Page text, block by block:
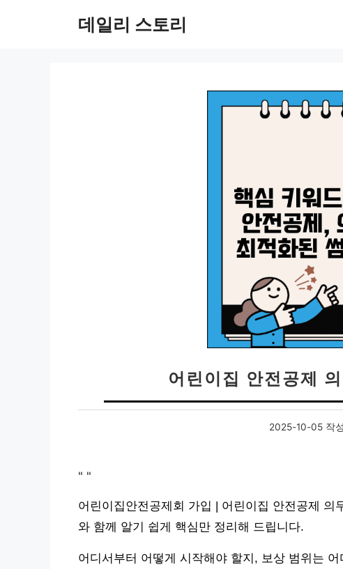
데일리 스토리
어린이집 안전공제
2025-10-05 작
" "
어린이집안전공제회 가입 | 어린이집 안전공제
와 함께 알기 쉽게 핵심만 정리해 드립니다.
어디서부터 어떻게 시작해야 할지, 보상 범위는